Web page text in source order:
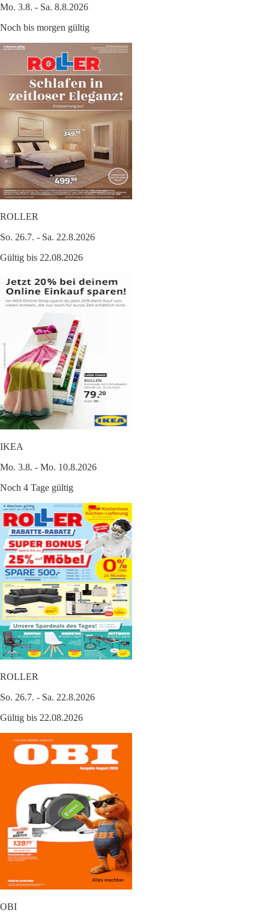
Mo. 3.8. - Sa. 8.8.2026
Noch bis morgen gültig
ROLLER
So. 26.7. - Sa. 22.8.2026
Gültig bis 22.08.2026
IKEA
Mo. 3.8. - Mo. 10.8.2026
Noch 4 Tage gültig
ROLLER
So. 26.7. - Sa. 22.8.2026
Gültig bis 22.08.2026
OBI